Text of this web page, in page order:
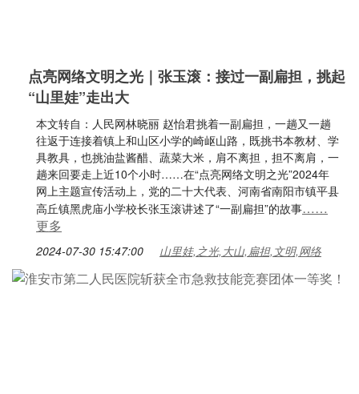
点亮网络文明之光｜张玉滚：接过一副扁担，挑起
“山里娃”走出大
本文转自：人民网林晓丽 赵怡君挑着一副扁担，一趟又一趟
往返于连接着镇上和山区小学的崎岖山路，既挑书本教材、学
具教具，也挑油盐酱醋、蔬菜大米，肩不离担，担不离肩，一
趟来回要走上近10个小时……在“点亮网络文明之光”2024年
网上主题宣传活动上，党的二十大代表、河南省南阳市镇平县
高丘镇黑虎庙小学校长张玉滚讲述了“一副扁担”的故事……
更多
2024-07-30 15:47:00 山里娃,之光,大山,扁担,文明,网络